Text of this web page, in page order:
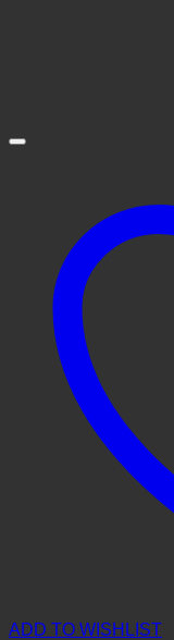
ADD TO WISHLIST